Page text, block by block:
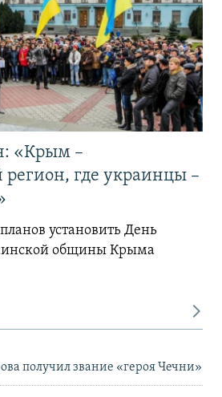
«Крым –
где украинцы –
установить День
общины Крыма
получил звание «героя Чечни»